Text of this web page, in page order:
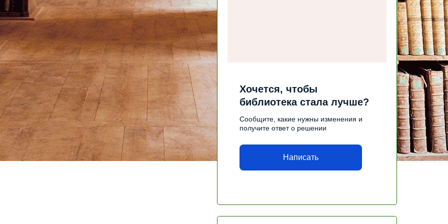
Хочется, чтобы
библиотека стала лучше?
Сообщите, какие нужны изменения и
получите ответ о решении
Написать